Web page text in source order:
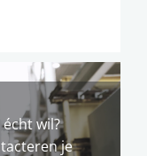
wil?
je